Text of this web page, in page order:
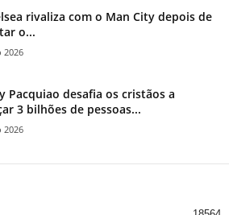
rivaliza com o Man City depois de
o...
2026
Pacquiao desafia os cristãos a
3 bilhões de pessoas...
2026